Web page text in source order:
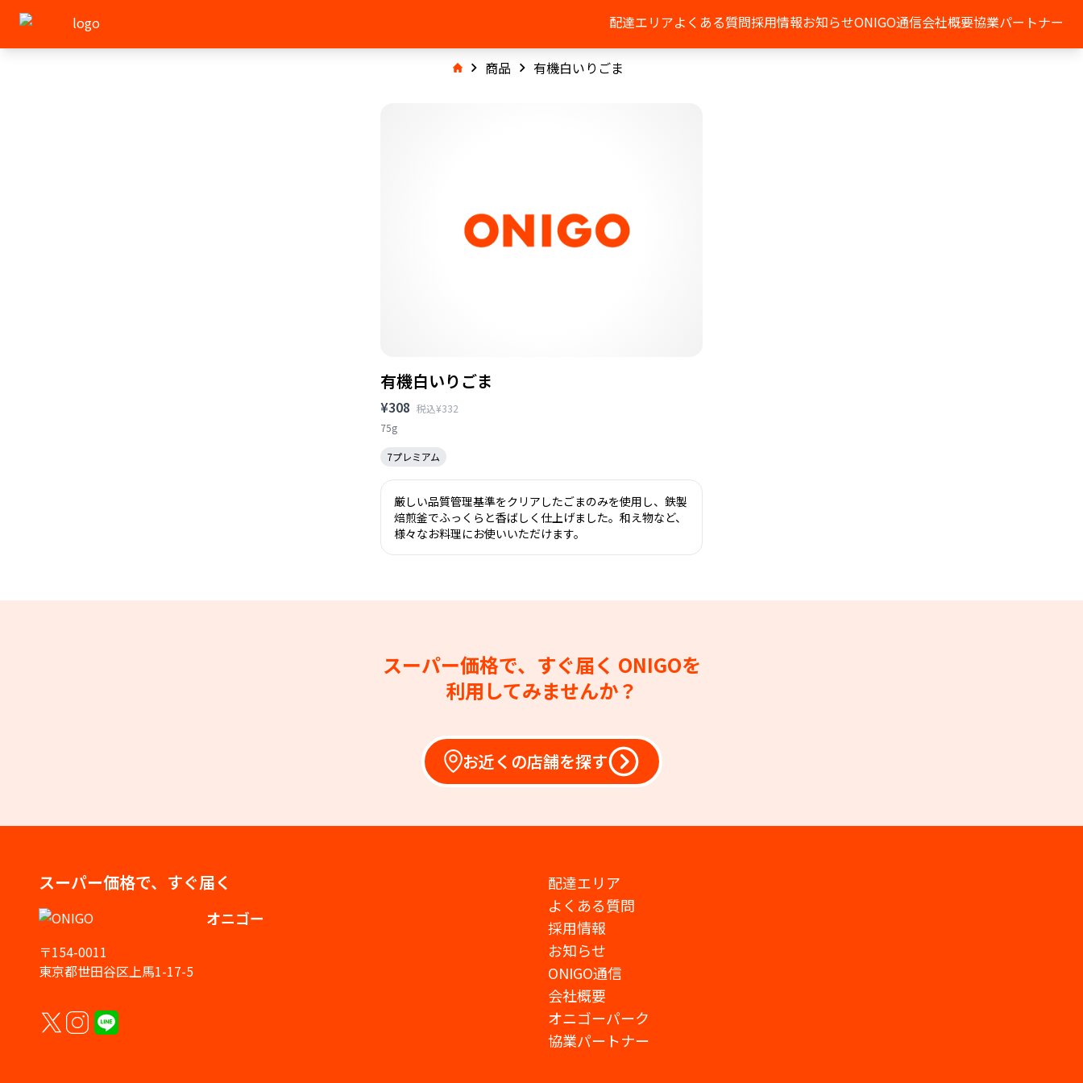
配達エリアよくある質問採用情報お知らせONIGO通信会社概要協業パートナー
商品 有機白いりごま
有機白いりごま
¥308 税込¥332
75g
7プレミアム
厳しい品質管理基準をクリアしたごまのみを使用し、鉄製
焙煎釜でふっくらと香ばしく仕上げました。和え物など、
様々なお料理にお使いいただけます。
スーパー価格で、すぐ届く ONIGOを
利用してみませんか？
お近くの店舗を探す
スーパー価格で、すぐ届く
オニゴー
〒154-0011
東京都世田谷区上馬1-17-5
配達エリア
よくある質問
採用情報
お知らせ
ONIGO通信
会社概要
オニゴーパーク
協業パートナー